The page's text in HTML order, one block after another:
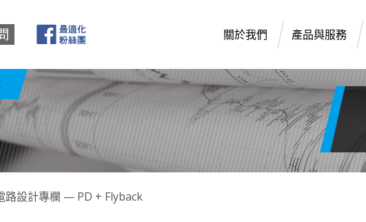
關於我們 產品與服務
路設計專欄 — PD + Flyback